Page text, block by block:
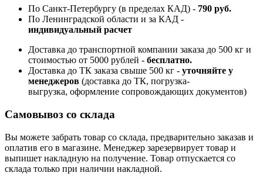
По Санкт-Петербургу (в пределах КАД) - 790 руб.
По Ленинградской области и за КАД -
индивидуальный расчет
Доставка до транспортной компании заказа до 500 кг и
стоимостью от 5000 рублей - бесплатно.
Доставка до ТК заказа свыше 500 кг - уточняйте у
менеджеров (доставка до ТК, погрузка-
выгрузка, оформление сопровождающих документов)
Самовывоз со склада
Вы можете забрать товар со склада, предварительно заказав и
оплатив его в магазине. Менеджер зарезервирует товар и
выпишет накладную на получение. Товар отпускается со
склада только при наличии накладной.